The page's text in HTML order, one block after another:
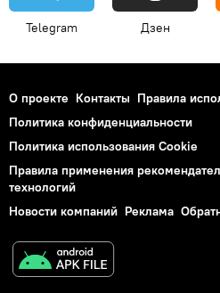
Telegram Дзен
О проекте Контакты Правила
Политика конфиденциальности
Политика использования Cookie
Правила применения
технологий
Новости компаний Реклама